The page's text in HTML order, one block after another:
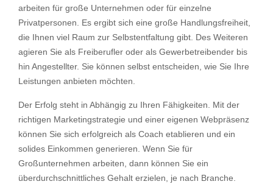
arbeiten für große Unternehmen oder für einzelne
Privatpersonen. Es ergibt sich eine große Handlungsfreiheit,
die Ihnen viel Raum zur Selbstentfaltung gibt. Des Weiteren
agieren Sie als Freiberufler oder als Gewerbetreibender bis
hin Angestellter. Sie können selbst entscheiden, wie Sie Ihre
Leistungen anbieten möchten.
Der Erfolg steht in Abhängig zu Ihren Fähigkeiten. Mit der
richtigen Marketingstrategie und einer eigenen Webpräsenz
können Sie sich erfolgreich als Coach etablieren und ein
solides Einkommen generieren. Wenn Sie für
Großunternehmen arbeiten, dann können Sie ein
überdurchschnittliches Gehalt erzielen, je nach Branche.